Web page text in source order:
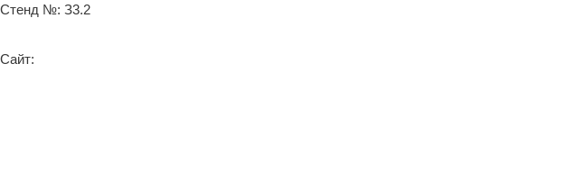
Стенд №: З3.2
Сайт: